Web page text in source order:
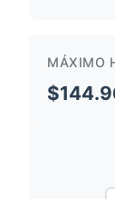
MÁXIMO